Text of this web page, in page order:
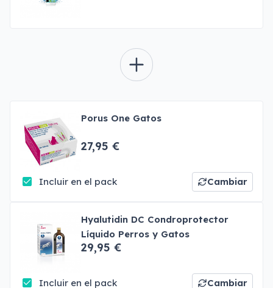
Porus One Gatos
27,95 €
Incluir en el pack Cambiar
Hyalutidin DC Condroprotector
Líquido Perros y Gatos
29,95 €
Incluir en el pack Cambiar